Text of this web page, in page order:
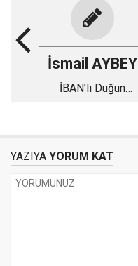
İsmail AYBEY
İBAN’lı Düğün
YAZIYA YORUM KAT